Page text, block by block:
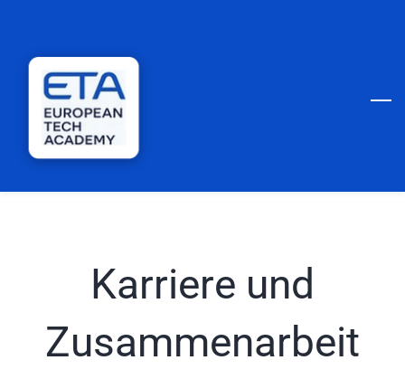
content
Karriere und
Zusammenarbeit